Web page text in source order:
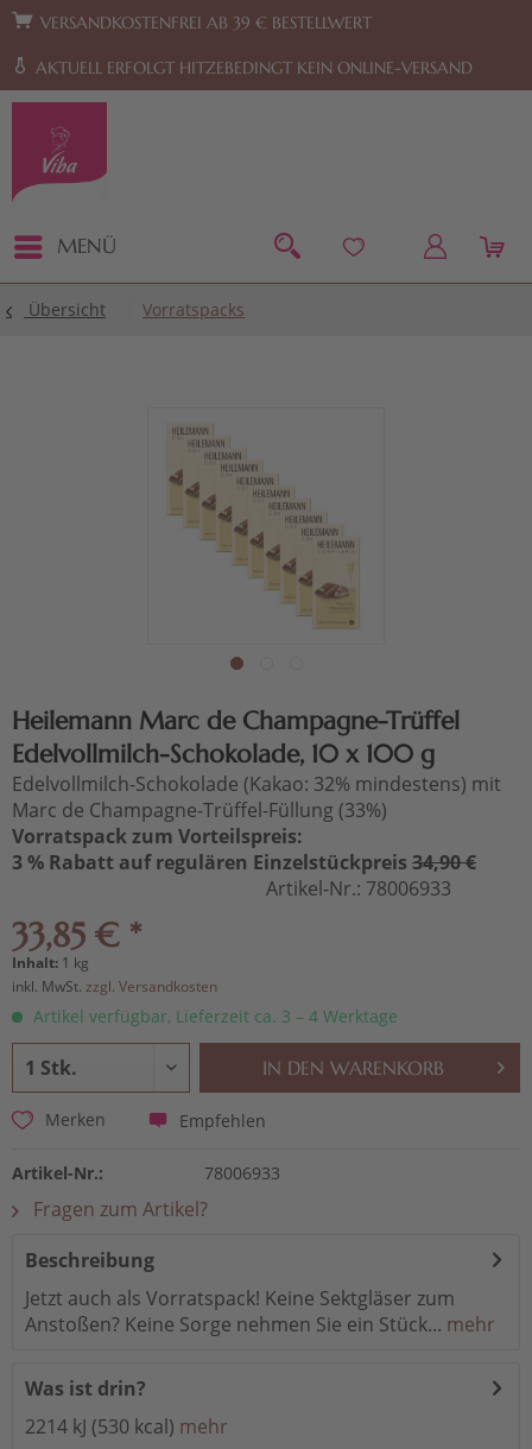
Zur Hauptnavigation springen Zum Footer springen
VERSANDKOSTENFREI AB 39 € BESTELLWERT
AKTUELL ERFOLGT HITZEBEDINGT KEIN ONLINE-VERSAND
MENÜ
Übersicht Vorratspacks
Heilemann Marc de Champagne-Trüffel
Edelvollmilch-Schokolade, 10 x 100 g
Edelvollmilch-Schokolade (Kakao: 32% mindestens) mit
Marc de Champagne-Trüffel-Füllung (33%)
Vorratspack zum Vorteilspreis:
3 % Rabatt auf regulären Einzelstückpreis 34,90 €
Artikel-Nr.: 78006933
33,85 € *
Inhalt: 1 kg
inkl. MwSt. zzgl. Versandkosten
Artikel verfügbar, Lieferzeit ca. 3 – 4 Werktage
IN DEN WARENKORB
Merken Empfehlen
Artikel-Nr.: 78006933
Fragen zum Artikel?
Beschreibung
Jetzt auch als Vorratspack! Keine Sektgläser zum
Anstoßen? Keine Sorge nehmen Sie ein Stück... mehr
Was ist drin?
2214 kJ (530 kcal) mehr